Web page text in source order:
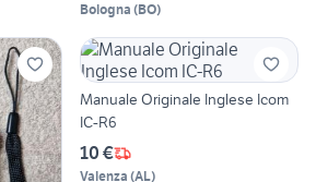
Bologna (BO)
Manuale Originale Inglese Icom
IC-R6
10 €
Valenza (AL)